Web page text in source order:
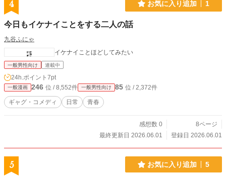
4 お気に入り追加 1
今日もイケナイことをする二人の話
九谷ふにゃ
イケナイことほどしてみたい
一般男性向け 連載中
24h.ポイント 7pt
一般漫画 246 位 / 8,552件 一般男性向け 85 位 / 2,372件
ギャグ・コメディ 日常 青春
感想数 0
8ページ
最終更新日 2026.06.01
登録日 2026.06.01
5 お気に入り追加 5